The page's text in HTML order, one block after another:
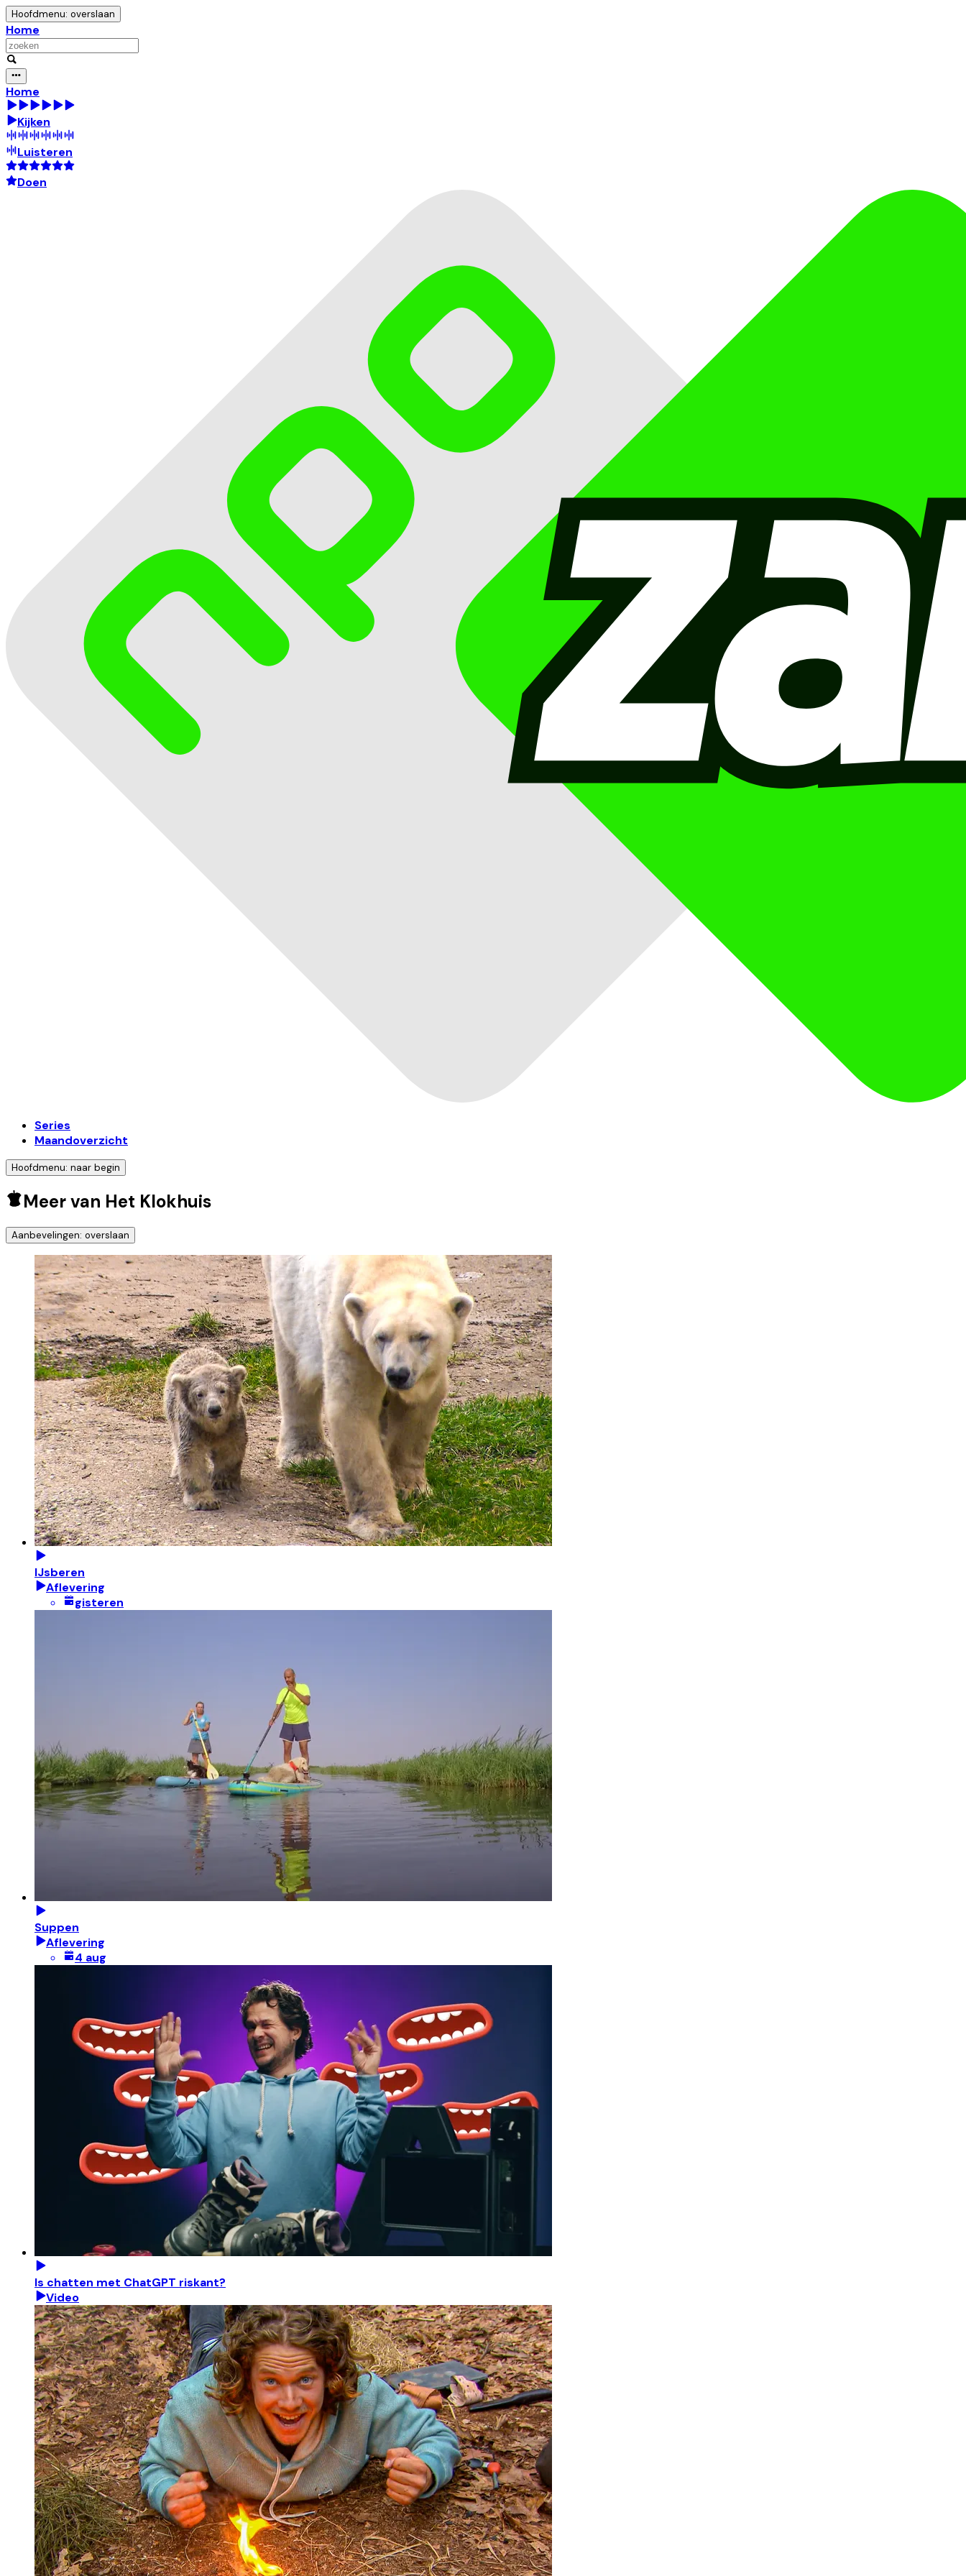
Hoofdmenu: overslaan
Home
Home
Kijken
Luisteren
Doen
Series
Maandoverzicht
Hoofdmenu: naar begin
Meer van Het Klokhuis
Aanbevelingen: overslaan
IJsberen
Aflevering
gisteren
Suppen
Aflevering
4 aug
Is chatten met ChatGPT riskant?
Video